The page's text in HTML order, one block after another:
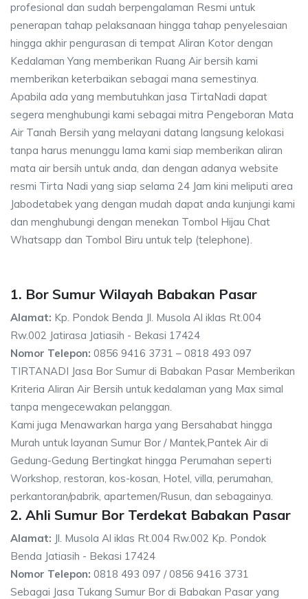
profesional dan sudah berpengalaman Resmi untuk
penerapan tahap pelaksanaan hingga tahap penyelesaian
hingga akhir pengurasan di tempat Aliran Kotor dengan
Kedalaman Yang memberikan Ruang Air bersih kami
memberikan keterbaikan sebagai mana semestinya.
Apabila ada yang membutuhkan jasa TirtaNadi dapat
segera menghubungi kami sebagai mitra Pengeboran Mata
Air Tanah Bersih yang melayani datang langsung kelokasi
tanpa harus menunggu lama kami siap memberikan aliran
mata air bersih untuk anda, dan dengan adanya website
resmi Tirta Nadi yang siap selama 24 Jam kini meliputi area
Jabodetabek yang dengan mudah dapat anda kunjungi kami
dan menghubungi dengan menekan Tombol Hijau Chat
Whatsapp dan Tombol Biru untuk telp (telephone).
1. Bor Sumur Wilayah Babakan Pasar
Alamat: Kp. Pondok Benda Jl. Musola Al iklas Rt.004
Rw.002 Jatirasa Jatiasih - Bekasi 17424
Nomor Telepon: 0856 9416 3731 – 0818 493 097
TIRTANADI Jasa Bor Sumur di Babakan Pasar Memberikan
Kriteria Aliran Air Bersih untuk kedalaman yang Max simal
tanpa mengecewakan pelanggan.
Kami juga Menawarkan harga yang Bersahabat hingga
Murah untuk layanan Sumur Bor / Mantek,Pantek Air di
Gedung-Gedung Bertingkat hingga Perumahan seperti
Workshop, restoran, kos-kosan, Hotel, villa, perumahan,
perkantoran/pabrik, apartemen/Rusun, dan sebagainya.
2. Ahli Sumur Bor Terdekat Babakan Pasar
Alamat: Jl. Musola Al iklas Rt.004 Rw.002 Kp. Pondok
Benda Jatiasih - Bekasi 17424
Nomor Telepon: 0818 493 097 / 0856 9416 3731
Sebagai Jasa Tukang Sumur Bor di Babakan Pasar yang